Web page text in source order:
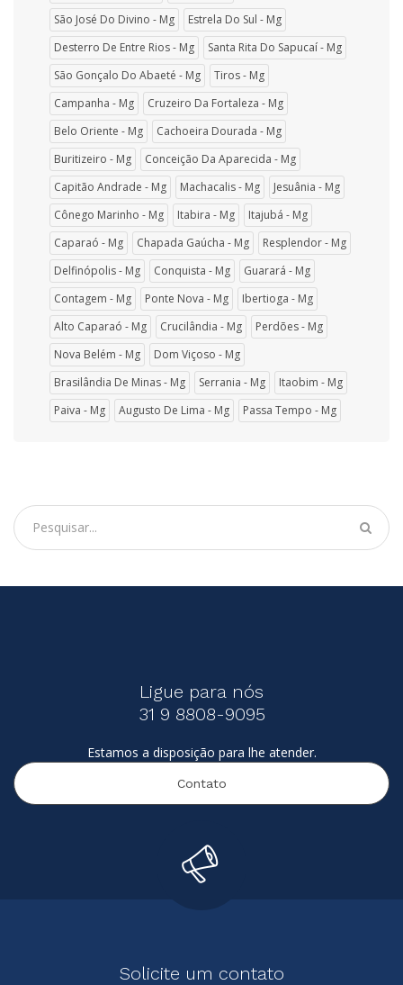
São José Do Divino - Mg
Estrela Do Sul - Mg
Desterro De Entre Rios - Mg
Santa Rita Do Sapucaí - Mg
São Gonçalo Do Abaeté - Mg
Tiros - Mg
Campanha - Mg
Cruzeiro Da Fortaleza - Mg
Belo Oriente - Mg
Cachoeira Dourada - Mg
Buritizeiro - Mg
Conceição Da Aparecida - Mg
Capitão Andrade - Mg
Machacalis - Mg
Jesuânia - Mg
Cônego Marinho - Mg
Itabira - Mg
Itajubá - Mg
Caparaó - Mg
Chapada Gaúcha - Mg
Resplendor - Mg
Delfinópolis - Mg
Conquista - Mg
Guarará - Mg
Contagem - Mg
Ponte Nova - Mg
Ibertioga - Mg
Alto Caparaó - Mg
Crucilândia - Mg
Perdões - Mg
Nova Belém - Mg
Dom Viçoso - Mg
Brasilândia De Minas - Mg
Serrania - Mg
Itaobim - Mg
Paiva - Mg
Augusto De Lima - Mg Passa Tempo - Mg
Ligue para nós
31 9 8808-9095
Estamos a disposição para lhe atender.
Contato
Solicite um contato